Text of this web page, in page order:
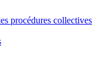
procédures collectives